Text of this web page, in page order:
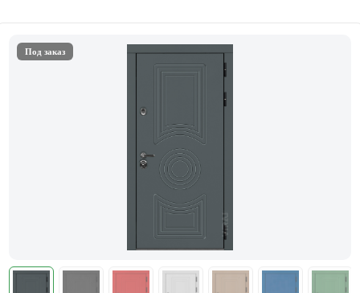
Под заказ